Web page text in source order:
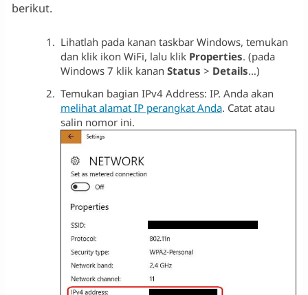
berikut.
Lihatlah pada kanan taskbar Windows, temukan
dan klik ikon WiFi, lalu klik Properties. (pada
Windows 7 klik kanan Status > Details…)
Temukan bagian IPv4 Address: IP. Anda akan
melihat alamat IP perangkat Anda. Catat atau
salin nomor ini.